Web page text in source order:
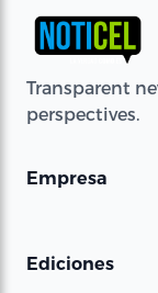
Transparent
perspectives.
Empresa
Ediciones